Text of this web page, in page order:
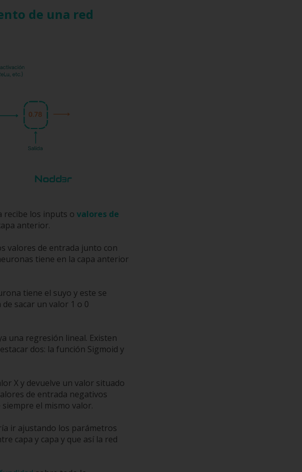
de una red
recibe los inputs o valores de
anterior.
valores de entrada junto con
tiene en la capa anterior
tiene el suyo y este se
sacar un valor 1 o 0
una regresión lineal. Existen
dos: la función Sigmoid y
X y devuelve un valor situado
de entrada negativos
el mismo valor.
ir ajustando los parámetros
capa y capa y que así la red